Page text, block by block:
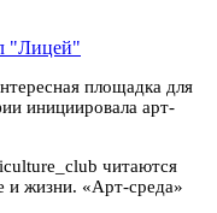
"Лицей"
площадка для
инициировала арт-
читаются
и жизни. «Арт-среда»